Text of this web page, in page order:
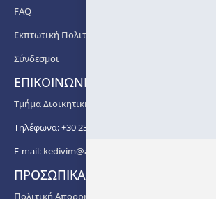
FAQ
Εκπτωτική Πολιτική
Σύνδεσμοι
ΕΠΙΚΟΙΝΩΝΙΑ
Τμήμα Διοικητικής Υποστήριξης ΚΕΔΙΒΙΜ ΑΠΘ
Τηλέφωνα: +30 2310 99 67 -76, -88, -82, -83, -81
E-mail: kedivim@auth.gr
ΠΡΟΣΩΠΙΚΑ ΔΕΔΟΜΕΝΑ
Πολιτική Απορρήτου